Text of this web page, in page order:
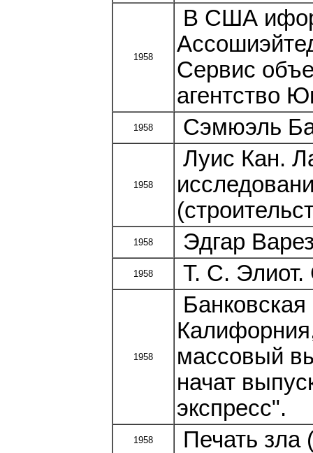
1958
В США
Сервис
агентство
1958 Сэмюэль
1958
Луис Кан.
1958 Эдгар
1958 Т. С. Элиот.
1958
массовый
начат
экспресс".
1958 Печать зла